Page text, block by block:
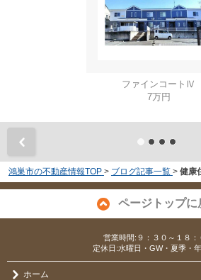
ファインコートⅣ
7万円
鴻巣市の不動産情報TOP > ブログ記事一覧 > 健康
ページトップに
営業時間:９：３０～１８：
定休日:水曜日・GW・夏季・
ホーム